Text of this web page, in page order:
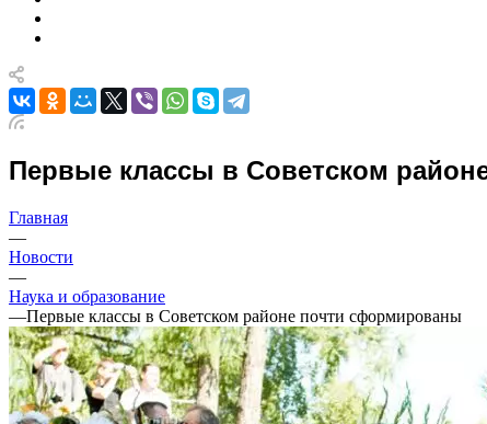
Первые классы в Советском
Главная
—
Новости
—
Наука и образование
—Первые классы в Советском районе почти сформированы